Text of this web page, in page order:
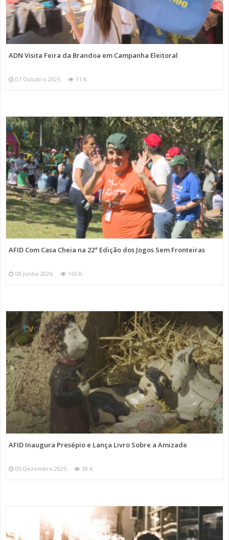
ADN Visita Feira da Brandoa em Campanha Eleitoral
07 Outubro 2025 11 K
AFID Com Casa Cheia na 22ª Edição dos Jogos Sem Fronteiras
08 Junho 2026 165 K
AFID Inaugura Presépio e Lança Livro Sobre a Amizade
05 Dezembro 2025 39 K